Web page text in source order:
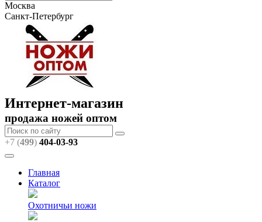
Москва
Санкт-Петербург
Интернет-магазин
продажа ножей оптом
+7 (499) 404-03-93
Главная
Каталог
Охотничьи ножи